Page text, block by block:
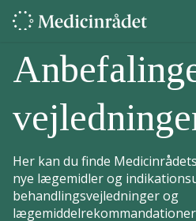
Her kan du finde
nye lægemidler og
behandlingsvejledninger og